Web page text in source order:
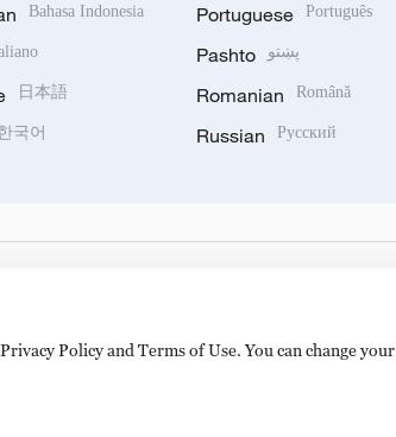
Bahasa Indonesia
日本語
국어
Portuguese Português
Pashto پښتو
Romanian Română
Russian Русский
Policy and Terms of Use. You can change your